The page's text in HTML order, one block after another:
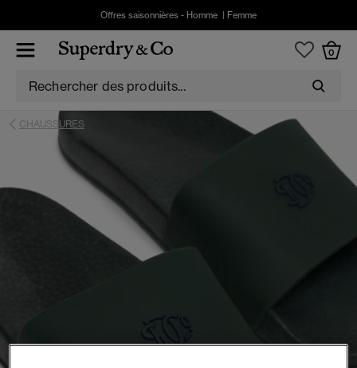
Offres saisonnières - Homme Femme
0
CHAUSSURES